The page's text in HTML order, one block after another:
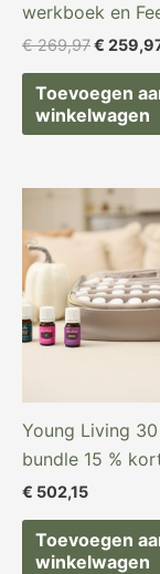
werkboek en
€269,97€
Toevoegen
winkelwagen
Young Living
bundle 15 %
€ 502,15
Toevoegen
winkelwagen